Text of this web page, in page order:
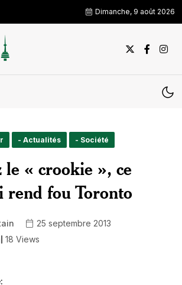
Dimanche, 9 août 2026
- Actualités - Société
le « crookie », ce
rend fou Toronto
25 septembre 2013
18 Views